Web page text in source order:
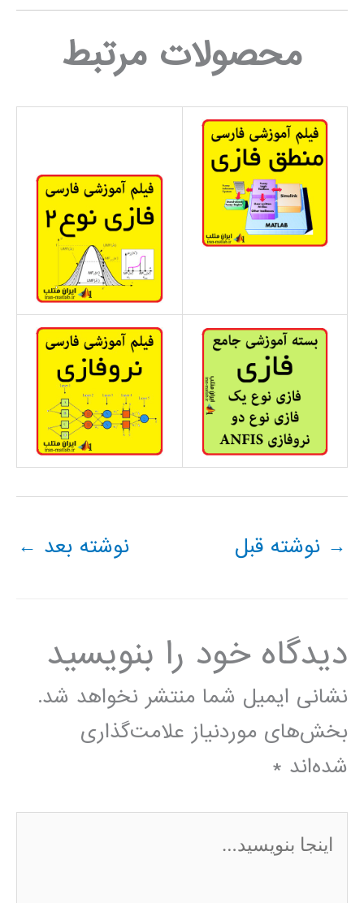
محصولات مرتبط
→ نوشته قبل نوشته بعد ←
دیدگاه‌ خود را بنویسید
نشانی ایمیل شما منتشر نخواهد شد.
بخش‌های موردنیاز علامت‌گذاری
شده‌اند *
اینجا
بنویسید…